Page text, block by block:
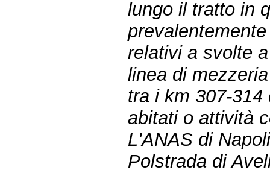
lungo il tratto in
relativi a svolte
linea di
tra i km 307-
abitati o attività
L'ANAS di
Polstrada di